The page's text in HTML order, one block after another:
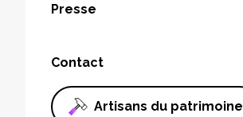
Presse
Contact
Artisans du patrimoine